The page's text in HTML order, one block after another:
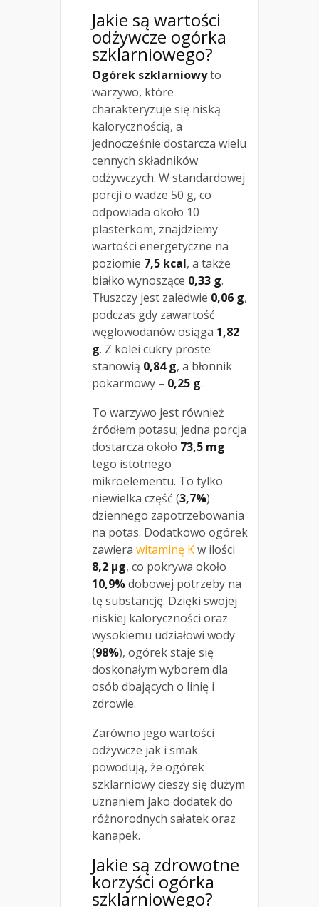
Jakie są wartości
odżywcze ogórka
szklarniowego?
Ogórek szklarniowyto
warzywo, które
charakteryzuje się niską
kalorycznością, a
jednocześnie dostarcza wielu
cennych składników
odżywczych. W standardowej
porcji o wadze 50 g, co
odpowiada około 10
plasterkom, znajdziemy
wartości energetyczne na
poziomie 7,5 kcal, a także
białko wynoszące 0,33 g.
Tłuszczy jest zaledwie 0,06 g,
podczas gdy zawartość
węglowodanów osiąga 1,82
g. Z kolei cukry proste
stanowią 0,84 g, a błonnik
pokarmowy – 0,25 g.
To warzywo jest również
źródłem potasu; jedna porcja
dostarcza około 73,5 mg
tego istotnego
mikroelementu. To tylko
niewielka część (3,7%)
dziennego zapotrzebowania
na potas. Dodatkowo ogórek
zawiera witaminę Kw ilości
8,2 µg, co pokrywa około
10,9%dobowej potrzeby na
tę substancję. Dzięki swojej
niskiej kaloryczności oraz
wysokiemu udziałowi wody
(98%), ogórek staje się
doskonałym wyborem dla
osób dbających o linię i
zdrowie.
Zarówno jego wartości
odżywcze jak i smak
powodują, że ogórek
szklarniowy cieszy się dużym
uznaniem jako dodatek do
różnorodnych sałatek oraz
kanapek.
Jakie są zdrowotne
korzyści ogórka
szklarniowego?